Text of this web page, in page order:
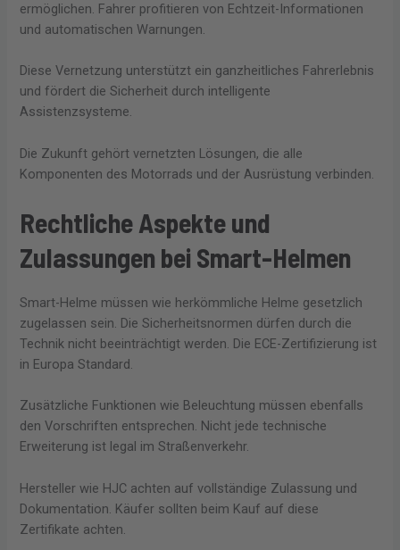
ermöglichen. Fahrer profitieren von Echtzeit-Informationen
und automatischen Warnungen.
Diese Vernetzung unterstützt ein ganzheitliches Fahrerlebnis
und fördert die Sicherheit durch intelligente
Assistenzsysteme.
Die Zukunft gehört vernetzten Lösungen, die alle
Komponenten des Motorrads und der Ausrüstung verbinden.
Rechtliche Aspekte und
Zulassungen bei Smart-Helmen
Smart-Helme müssen wie herkömmliche Helme gesetzlich
zugelassen sein. Die Sicherheitsnormen dürfen durch die
Technik nicht beeinträchtigt werden. Die ECE-Zertifizierung ist
in Europa Standard.
Zusätzliche Funktionen wie Beleuchtung müssen ebenfalls
den Vorschriften entsprechen. Nicht jede technische
Erweiterung ist legal im Straßenverkehr.
Hersteller wie HJC achten auf vollständige Zulassung und
Dokumentation. Käufer sollten beim Kauf auf diese
Zertifikate achten.